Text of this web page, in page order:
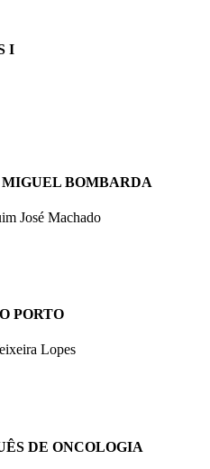
I
BOMBARDA
José Machado
PORTO
Lopes
DE ONCOLOGIA